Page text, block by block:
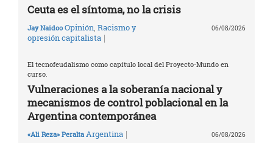
Ceuta es el síntoma, no la crisis
Jay Naidoo Opinión Racismo y
opresión capitalista |
06/08/2026
El tecnofeudalismo como capítulo local del Proyecto-Mundo en
curso.
Vulneraciones a la soberanía nacional y
mecanismos de control poblacional en la
Argentina contemporánea
«Ali Reza» Peralta Argentina | 06/08/2026